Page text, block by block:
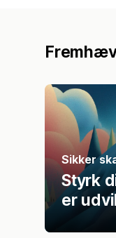
Sikker
Styrk
er